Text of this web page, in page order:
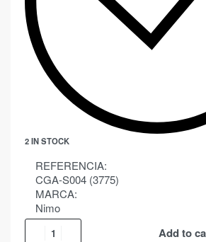
2 IN STOCK
REFERENCIA:
CGA-S004 (3775)
MARCA:
Nimo
Add to